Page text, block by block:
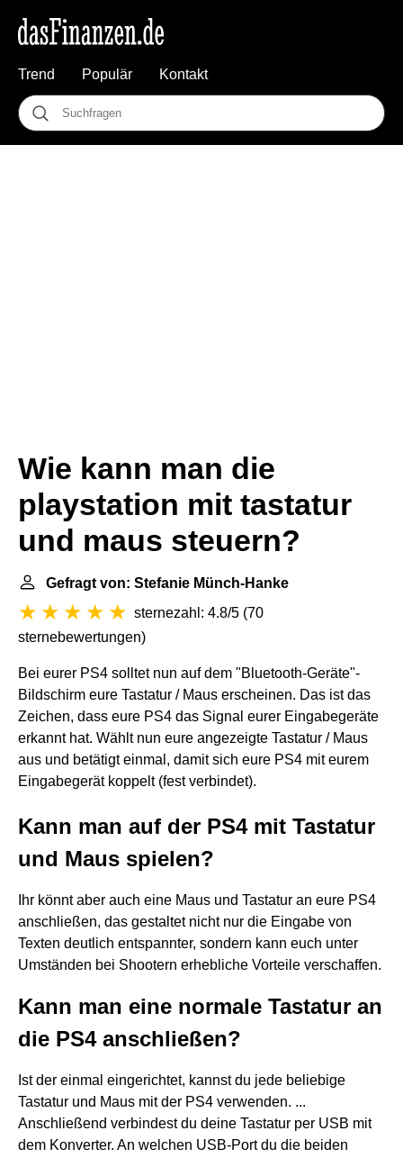
Trend Populär Kontakt
Wie kann man die
playstation mit tastatur
und maus steuern?
Gefragt von: Stefanie Münch-Hanke
sternezahl: 4.8/5 (70
sternebewertungen)
Bei eurer PS4 solltet nun auf dem "Bluetooth-Geräte"-
Bildschirm eure Tastatur / Maus erscheinen. Das ist das
Zeichen, dass eure PS4 das Signal eurer Eingabegeräte
erkannt hat. Wählt nun eure angezeigte Tastatur / Maus
aus und betätigt einmal, damit sich eure PS4 mit eurem
Eingabegerät koppelt (fest verbindet).
Kann man auf der PS4 mit Tastatur
und Maus spielen?
Ihr könnt aber auch eine Maus und Tastatur an eure PS4
anschließen, das gestaltet nicht nur die Eingabe von
Texten deutlich entspannter, sondern kann euch unter
Umständen bei Shootern erhebliche Vorteile verschaffen.
Kann man eine normale Tastatur an
die PS4 anschließen?
Ist der einmal eingerichtet, kannst du jede beliebige
Tastatur und Maus mit der PS4 verwenden. ...
Anschließend verbindest du deine Tastatur per USB mit
dem Konverter. An welchen USB-Port du die beiden